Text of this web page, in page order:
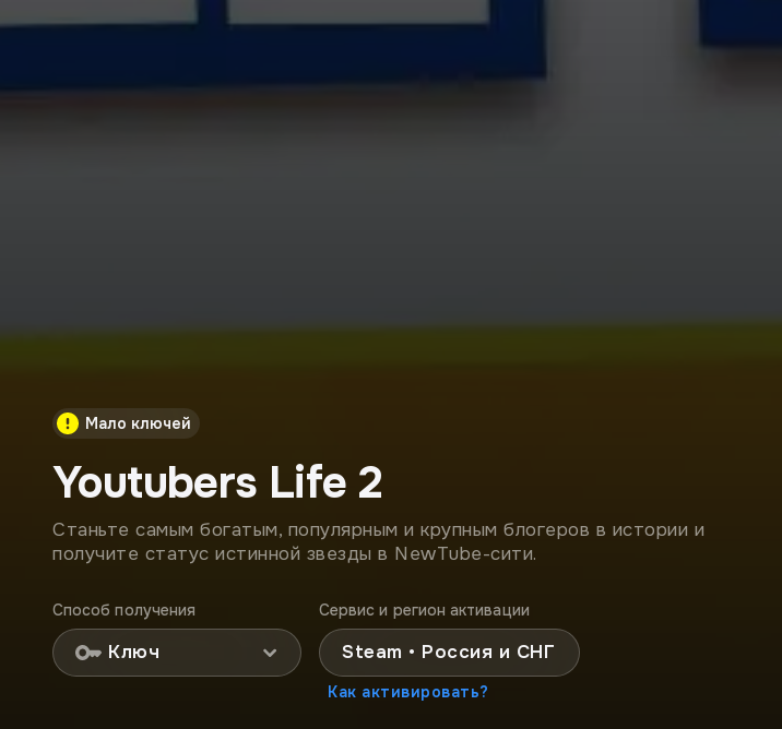
Мало ключей
Youtubers Life 2
Станьте самым богатым, популярным и крупным блогеров в истории и
получите статус истинной звезды в NewTube-сити.
Способ получения
Ключ
Сервис и регион активации
Steam • Россия и СНГ
Как активировать?